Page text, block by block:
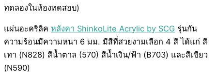
ทดลองในห้องทดสอบ)
แผ่นอะคริลิค หลังคา ShinkoLite Acrylic by SCG รุ่นกัน
ความร้อนมีความหนา 6 มม. มีสีที่สวยงามเลือก 4 สี ได้แก่ สี
เทา (N828) สีน้ำตาล (570) สีน้ำเงิน/ฟ้า (B703) และสีเขียว
(N590)